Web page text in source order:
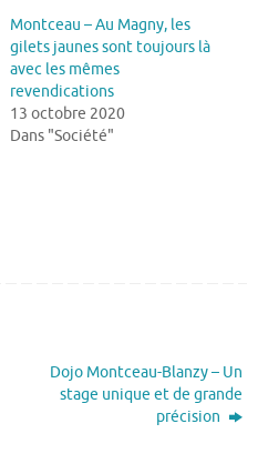
Montceau – Au Magny, les
gilets jaunes sont toujours là
avec les mêmes
revendications
13 octobre 2020
Dans "Société"
Dojo Montceau-Blanzy – Un
stage unique et de grande
précision